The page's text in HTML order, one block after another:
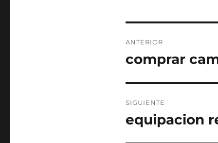
de
ANTERIOR
Entrada
comprar
SIGUIENTE
Entrada
equipacion